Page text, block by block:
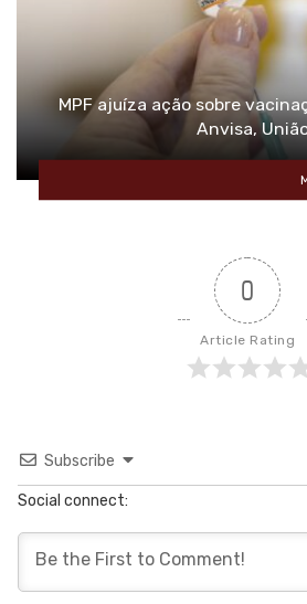
MPF ajuíza ação sobre
Anvisa,
0
Article Rating
Subscribe
Social connect: